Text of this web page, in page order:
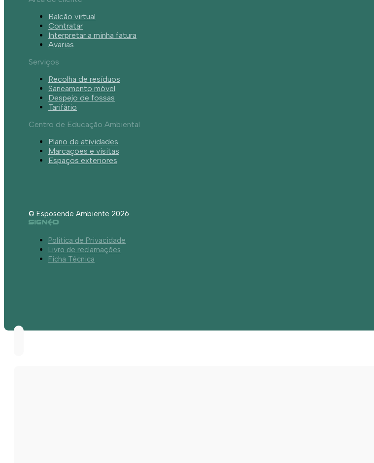
Balcão virtual
Contratar
Interpretar a minha fatura
Avarias
Serviços
Recolha de resíduos
Saneamento móvel
Despejo de fossas
Tarifário
Centro de Educação Ambiental
Plano de atividades
Marcações e visitas
Espaços exteriores
© Esposende Ambiente 2026
Política de Privacidade
Livro de reclamações
Ficha Técnica